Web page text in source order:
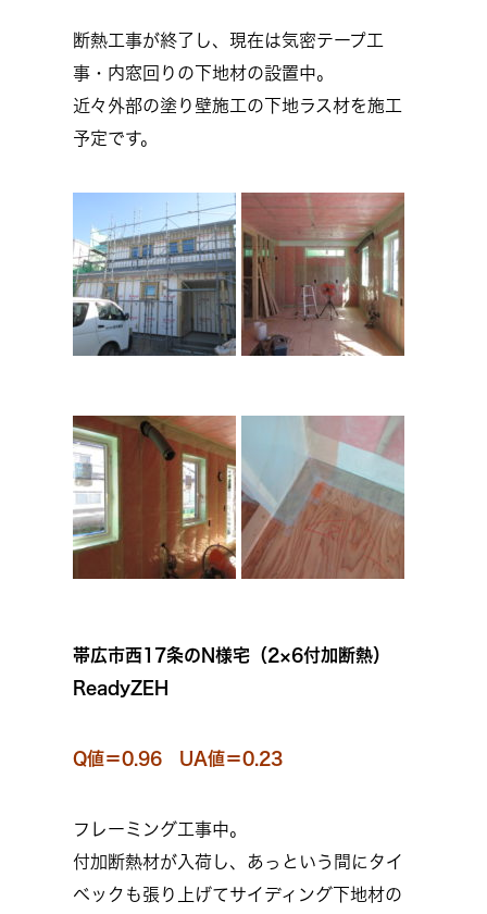
断熱工事が終了し、現在は気密テープ工
事・内窓回りの下地材の設置中。
近々外部の塗り壁施工の下地ラス材を施工
予定です。
帯広市西17条のN様宅（2×6付加断熱）
ReadyZEH
Q値＝0.96 UA値＝0.23
フレーミング工事中。
付加断熱材が入荷し、あっという間にタイ
ベックも張り上げてサイディング下地材の